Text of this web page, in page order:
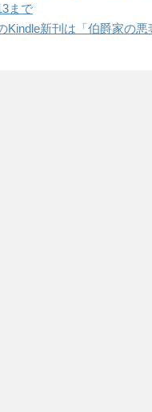
まで
Kindle新刊は「伯爵家の